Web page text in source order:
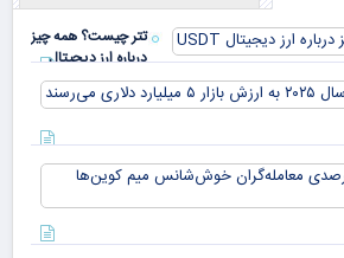
تتر چیست؟ همه چیز
درباره ارز دیجیتال
USDT